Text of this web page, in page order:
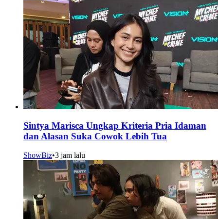
Sintya Marisca Ungkap Kriteria Pria Idaman
dan Alasan Suka Cowok Lebih Tua
ShowBiz•3 jam lalu